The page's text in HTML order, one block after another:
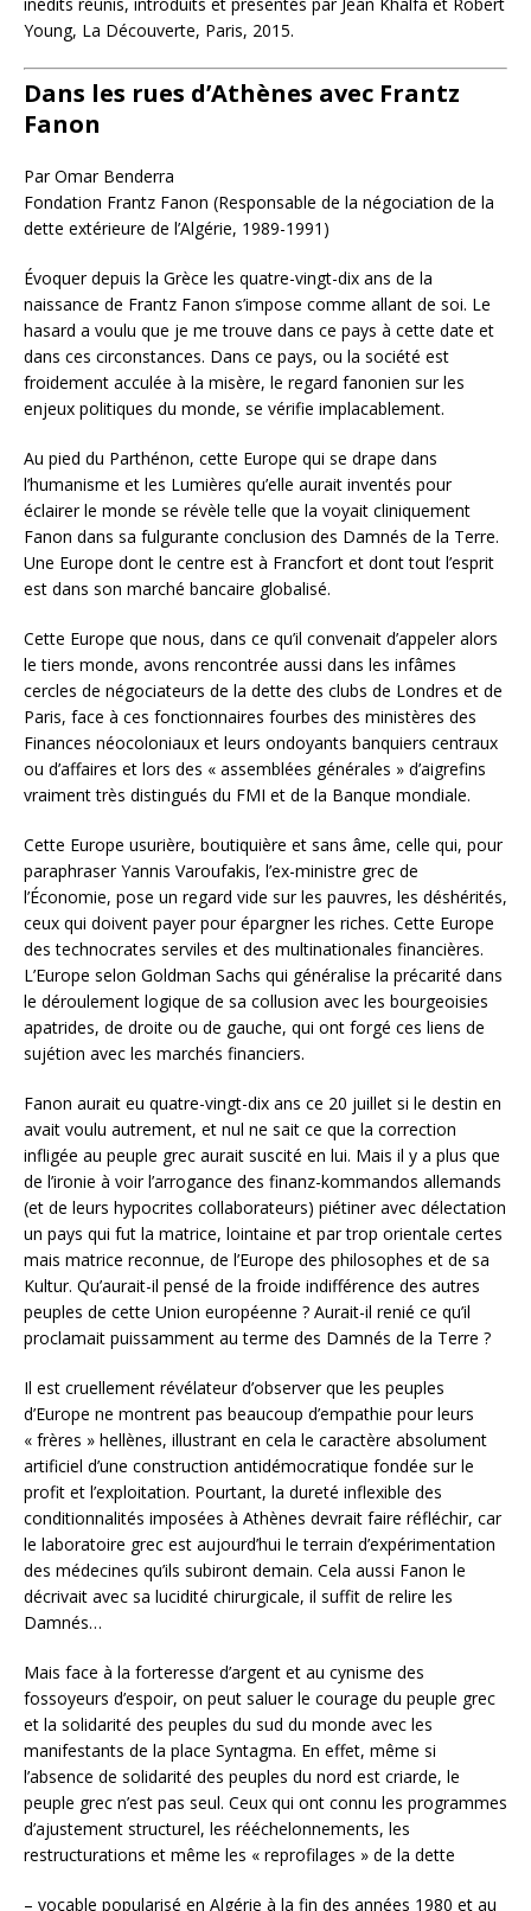
Young, La Découverte, Paris, 2015.
Dans les rues d’Athènes avec Frantz
Fanon
Par Omar Benderra
Fondation Frantz Fanon (Responsable de la négociation de la
dette extérieure de l’Algérie, 1989-1991)
Évoquer depuis la Grèce les quatre-vingt-dix ans de la
naissance de Frantz Fanon s’impose comme allant de soi. Le
hasard a voulu que je me trouve dans ce pays à cette date et
dans ces circonstances. Dans ce pays, ou la société est
froidement acculée à la misère, le regard fanonien sur les
enjeux politiques du monde, se vérifie implacablement.
Au pied du Parthénon, cette Europe qui se drape dans
l’humanisme et les Lumières qu’elle aurait inventés pour
éclairer le monde se révèle telle que la voyait cliniquement
Fanon dans sa fulgurante conclusion des Damnés de la Terre.
Une Europe dont le centre est à Francfort et dont tout l’esprit
est dans son marché bancaire globalisé.
Cette Europe que nous, dans ce qu’il convenait d’appeler alors
le tiers monde, avons rencontrée aussi dans les infâmes
cercles de négociateurs de la dette des clubs de Londres et de
Paris, face à ces fonctionnaires fourbes des ministères des
Finances néocoloniaux et leurs ondoyants banquiers centraux
ou d’affaires et lors des « assemblées générales » d’aigrefins
vraiment très distingués du FMI et de la Banque mondiale.
Cette Europe usurière, boutiquière et sans âme, celle qui, pour
paraphraser Yannis Varoufakis, l’ex-ministre grec de
l’Économie, pose un regard vide sur les pauvres, les déshérités,
ceux qui doivent payer pour épargner les riches. Cette Europe
des technocrates serviles et des multinationales financières.
L’Europe selon Goldman Sachs qui généralise la précarité dans
le déroulement logique de sa collusion avec les bourgeoisies
apatrides, de droite ou de gauche, qui ont forgé ces liens de
sujétion avec les marchés financiers.
Fanon aurait eu quatre-vingt-dix ans ce 20 juillet si le destin en
avait voulu autrement, et nul ne sait ce que la correction
infligée au peuple grec aurait suscité en lui. Mais il y a plus que
de l’ironie à voir l’arrogance des finanz-kommandos allemands
(et de leurs hypocrites collaborateurs) piétiner avec délectation
un pays qui fut la matrice, lointaine et par trop orientale certes
mais matrice reconnue, de l’Europe des philosophes et de sa
Kultur. Qu’aurait-il pensé de la froide indifférence des autres
peuples de cette Union européenne ? Aurait-il renié ce qu’il
proclamait puissamment au terme des Damnés de la Terre ?
Il est cruellement révélateur d’observer que les peuples
d’Europe ne montrent pas beaucoup d’empathie pour leurs
« frères » hellènes, illustrant en cela le caractère absolument
artificiel d’une construction antidémocratique fondée sur le
profit et l’exploitation. Pourtant, la dureté inflexible des
conditionnalités imposées à Athènes devrait faire réfléchir, car
le laboratoire grec est aujourd’hui le terrain d’expérimentation
des médecines qu’ils subiront demain. Cela aussi Fanon le
décrivait avec sa lucidité chirurgicale, il suffit de relire les
Damnés…
Mais face à la forteresse d’argent et au cynisme des
fossoyeurs d’espoir, on peut saluer le courage du peuple grec
et la solidarité des peuples du sud du monde avec les
manifestants de la place Syntagma. En effet, même si
l’absence de solidarité des peuples du nord est criarde, le
peuple grec n’est pas seul. Ceux qui ont connu les programmes
d’ajustement structurel, les rééchelonnements, les
restructurations et même les « reprofilages » de la dette
– vocable popularisé en Algérie à la fin des années 1980 et au